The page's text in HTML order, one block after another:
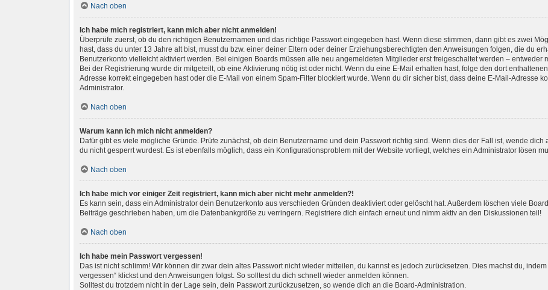
Nach oben
Ich habe mich registriert, kann mich aber nicht anmelden!
Überprüfe zuerst, ob du den richtigen Benutzernamen und das richtige Passwort eingegeben hast. Wenn diese stimmen, dann gibt es zwei
hast, dass du unter 13 Jahre alt bist, musst du bzw. einer deiner Eltern oder deiner Erziehungsberechtigten den Anweisungen folgen, die du
Benutzerkonto vielleicht aktiviert werden. Bei einigen Boards müssen alle neu angemeldeten Mitglieder erst freigeschaltet werden – entweder
Bei der Registrierung wurde dir mitgeteilt, ob eine Aktivierung nötig ist oder nicht. Wenn du eine E-Mail erhalten hast, folge den dort
Adresse korrekt eingegeben hast oder die E-Mail von einem Spam-Filter blockiert wurde. Wenn du dir sicher bist, dass deine E-Mail-Adresse
Administrator.
Nach oben
Warum kann ich mich nicht anmelden?
Dafür gibt es viele mögliche Gründe. Prüfe zunächst, ob dein Benutzername und dein Passwort richtig sind. Wenn dies der Fall ist, wende
du nicht gesperrt wurdest. Es ist ebenfalls möglich, dass ein Konfigurationsproblem mit der Website vorliegt, welches ein Administrator lösen
Nach oben
Ich habe mich vor einiger Zeit registriert, kann mich aber nicht mehr anmelden?!
Es kann sein, dass ein Administrator dein Benutzerkonto aus verschieden Gründen deaktiviert oder gelöscht hat. Außerdem löschen viele
Beiträge geschrieben haben, um die Datenbankgröße zu verringern. Registriere dich einfach erneut und nimm aktiv an den Diskussionen teil!
Nach oben
Ich habe mein Passwort vergessen!
Das ist nicht schlimm! Wir können dir zwar dein altes Passwort nicht wieder mitteilen, du kannst es jedoch zurücksetzen. Dies machst du,
vergessen“ klickst und den Anweisungen folgst. So solltest du dich schnell wieder anmelden können.
Solltest du trotzdem nicht in der Lage sein, dein Passwort zurückzusetzen, so wende dich an die Board-Administration.